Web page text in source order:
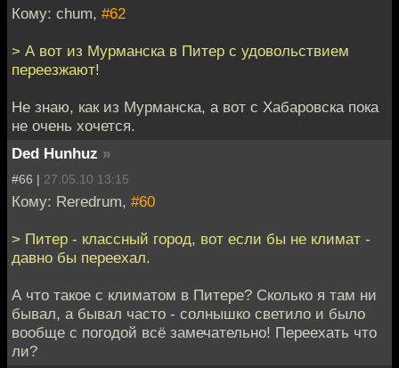
Кому: chum, #62
> А вот из Мурманска в Питер с удовольствием
переезжают!
Не знаю, как из Мурманска, а вот с Хабаровска пока
не очень хочется.
Ded Hunhuz »
#66 | 27.05.10 13:15
Кому: Reredrum, #60
> Питер - классный город, вот если бы не климат -
давно бы переехал.
А что такое с климатом в Питере? Сколько я там ни
бывал, а бывал часто - солнышко светило и было
вообще с погодой всё замечательно! Переехать что
ли?